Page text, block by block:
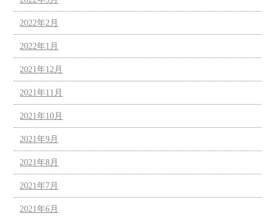
2022年2月
2022年1月
2021年12月
2021年11月
2021年10月
2021年9月
2021年8月
2021年7月
2021年6月